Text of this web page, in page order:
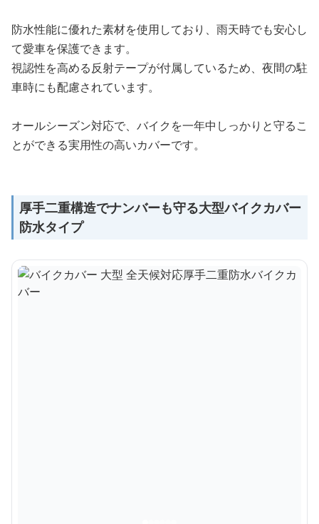
防水性能に優れた素材を使用しており、雨天時でも安心し
て愛車を保護できます。
視認性を高める反射テープが付属しているため、夜間の駐
車時にも配慮されています。
オールシーズン対応で、バイクを一年中しっかりと守るこ
とができる実用性の高いカバーです。
厚手二重構造でナンバーも守る大型バイクカバー
防水タイプ